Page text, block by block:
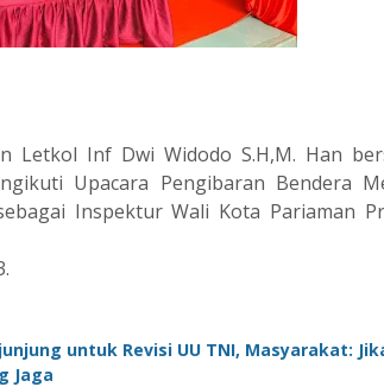
Letkol Inf Dwi Widodo S.H,M. Han
Upacara Pengibaran Bendera
Inspektur Wali Kota Pariaman
untuk Revisi UU TNI, Masyarakat:
Jaga